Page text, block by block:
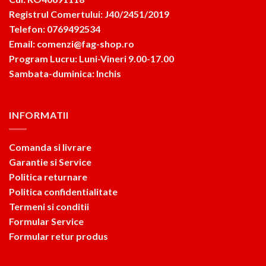
Registrul Comertului: J40/2451/2019
Telefon: 0769492534
Email: comenzi@fag-shop.ro
Program Lucru: Luni-Vineri 9.00-17.00
Sambata-duminica: Inchis
INFORMATII
Comanda si livrare
Garantie si Service
Politica returnare
Politica confidentialitate
Termeni si conditii
Formular Service
Formular retur produs